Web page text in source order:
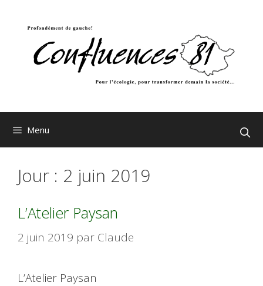
Menu
Jour : 2 juin 2019
L’Atelier Paysan
2 juin 2019 par Claude
L’Atelier Paysan